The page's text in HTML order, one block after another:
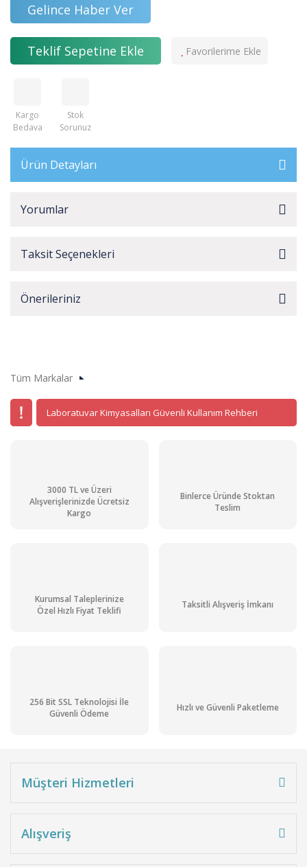
Gelince Haber Ver
Teklif Sepetine Ekle
Kargo
Bedava
Stok
Sorunuz
Ürün Detayları
Yorumlar
Taksit Seçenekleri
Önerileriniz
Tüm Markalar
Laboratuvar Kimyasalları Güvenli Kullanım Rehberi
3000 TL ve Üzeri
Alışverişlerinizde Ücretsiz
Kargo
Binlerce Üründe Stoktan
Teslim
Kurumsal Taleplerinize
Özel Hızlı Fiyat Teklifi
Taksitli Alışveriş İmkanı
256 Bit SSL Teknolojisi İle
Güvenli Ödeme
Hızlı ve Güvenli Paketleme
Müşteri Hizmetleri
Alışveriş